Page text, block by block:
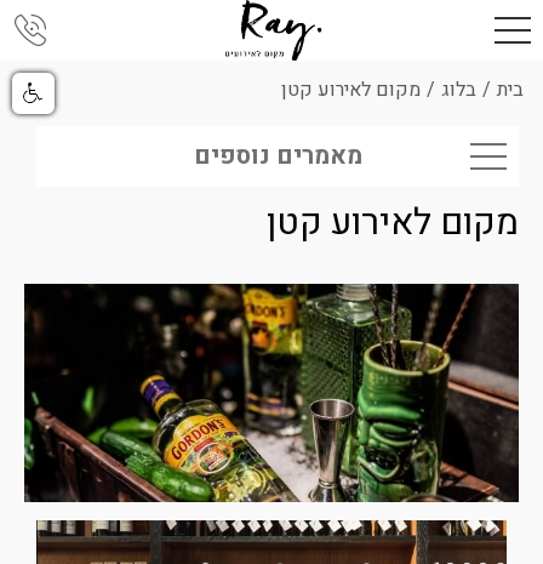
בית / בלוג / מקום לאירוע קטן
מאמרים נוספים
מקום לאירוע קטן